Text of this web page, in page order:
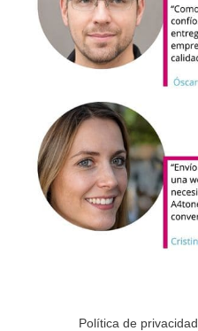
Política de privacidad